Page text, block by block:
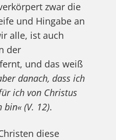
zwar die
und Hingabe an
alle, ist auch
der
und das weiß
danach, dass ich
ich von Christus
bin« (V. 12).
diese